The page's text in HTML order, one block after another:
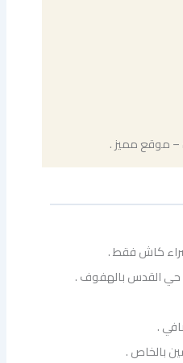
– موقع مميز .
كاش فقط .
حي القدس بالهفوف .
بالخاص .